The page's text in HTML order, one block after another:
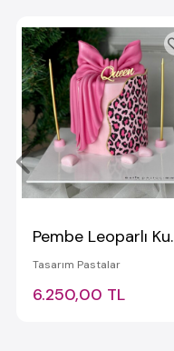
Pembe
Tasarım Pastalar
6.250,00 TL